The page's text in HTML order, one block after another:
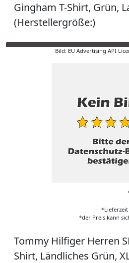
Gingham T-Shirt, Grün,
(Herstellergröße:)
Bild: EU Advertising API
*der Preis kann
Tommy Hilfiger Herren
Shirt, Ländliches Grün,